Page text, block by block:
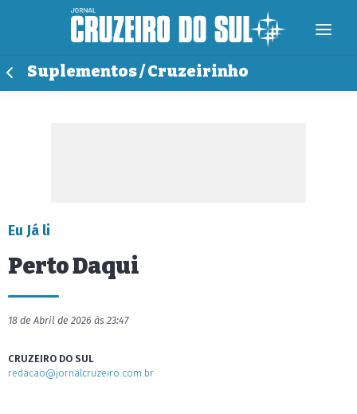
Suplementos / Cruzeirinho
Eu Já li
Perto Daqui
18 de Abril de 2026 às 23:47
CRUZEIRO DO SUL
redacao@jornalcruzeiro.com.br